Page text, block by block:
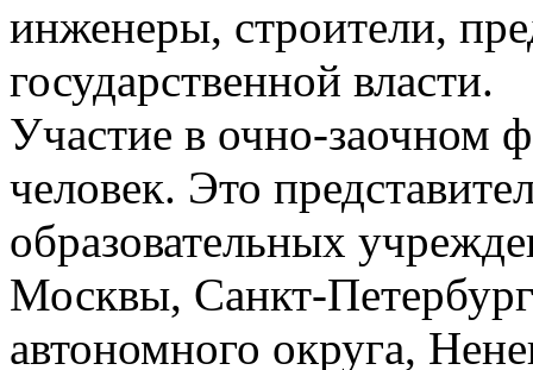
инженеры, строители,
государственной власти.
Участие в очно-заочном
человек. Это
образовательных
Москвы, Санкт-
автономного округа,